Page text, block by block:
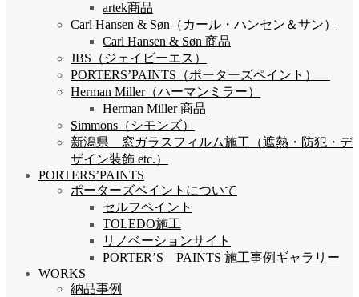
artek商品
Carl Hansen & Søn（カール・ハンセン＆サン）
Carl Hansen & Søn 商品
JBS（ジェイビーエス）
PORTERS’PAINTS（ポーターズペイント）
Herman Miller（ハーマンミラー）
Herman Miller 商品
Simmons（シモンズ）
新潟県 窓ガラスフィルム施工（遮熱・防犯・デ
ザイン装飾 etc.）
PORTERS’PAINTS
ポーターズペイントについて
セルフペイント
TOLEDO施工
リノベーションサイト
PORTER’S PAINTS 施工事例ギャラリー
WORKS
納品事例